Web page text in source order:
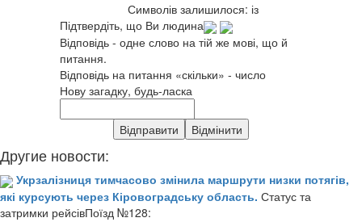
Символів залишилося: із
Підтвердіть, що Ви людина
Відповідь - одне слово на тій же мові, що й
питання.
Відповідь на питання «скільки» - число
Нову загадку, будь-ласка
Другие новости:
Укрзалізниця тимчасово змінила маршрути низки потягів,
які курсують через Кіровоградську область. Статус та
затримки рейсівПоїзд №128: